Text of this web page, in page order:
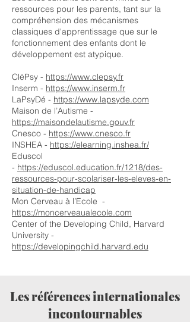
ressources pour les parents, tant sur la
compréhension des mécanismes
classiques d'apprentissage que sur le
fonctionnement des enfants dont le
développement est atypique.
CléPsy - https://www.clepsy.fr
Inserm - https://www.inserm.fr
LaPsyDé - https://www.lapsyde.com
Maison de l’Autisme -
https://maisondelautisme.gouv.fr
Cnesco - https://www.cnesco.fr
INSHEA - https://elearning.inshea.fr/
Eduscol
- https://eduscol.education.fr/1218/des-
ressources-pour-scolariser-les-eleves-en-
situation-de-handicap
Mon Cerveau à l’Ecole -
https://moncerveaualecole.com
Center of the Developing Child, Harvard
University -
https://developingchild.harvard.edu
Les références internationales
incontournables